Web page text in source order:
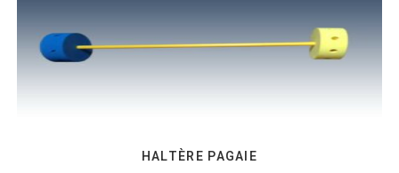
HALTÈRE PAGAIE